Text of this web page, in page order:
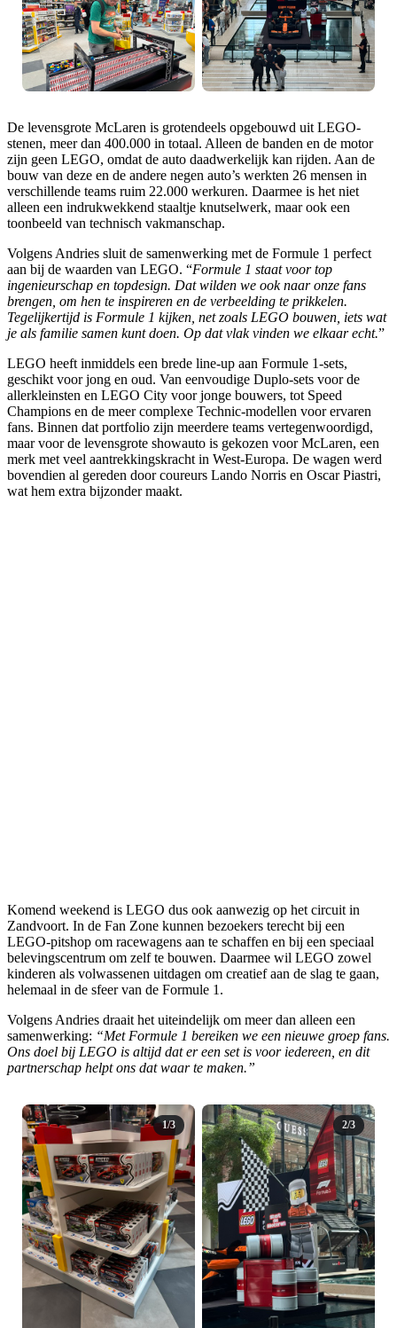
De levensgrote McLaren is grotendeels opgebouwd uit LEGO-
stenen, meer dan 400.000 in totaal. Alleen de banden en de motor
zijn geen LEGO, omdat de auto daadwerkelijk kan rijden. Aan de
bouw van deze en de andere negen auto’s werkten 26 mensen in
verschillende teams ruim 22.000 werkuren. Daarmee is het niet
alleen een indrukwekkend staaltje knutselwerk, maar ook een
toonbeeld van technisch vakmanschap.
Volgens Andries sluit de samenwerking met de Formule 1 perfect
aan bij de waarden van LEGO. “Formule 1 staat voor top
ingenieurschap en topdesign. Dat wilden we ook naar onze fans
brengen, om hen te inspireren en de verbeelding te prikkelen.
Tegelijkertijd is Formule 1 kijken, net zoals LEGO bouwen, iets wat
je als familie samen kunt doen. Op dat vlak vinden we elkaar echt.”
LEGO heeft inmiddels een brede line-up aan Formule 1-sets,
geschikt voor jong en oud. Van eenvoudige Duplo-sets voor de
allerkleinsten en LEGO City voor jonge bouwers, tot Speed
Champions en de meer complexe Technic-modellen voor ervaren
fans. Binnen dat portfolio zijn meerdere teams vertegenwoordigd,
maar voor de levensgrote showauto is gekozen voor McLaren, een
merk met veel aantrekkingskracht in West-Europa. De wagen werd
bovendien al gereden door coureurs Lando Norris en Oscar Piastri,
wat hem extra bijzonder maakt.
Komend weekend is LEGO dus ook aanwezig op het circuit in
Zandvoort. In de Fan Zone kunnen bezoekers terecht bij een
LEGO-pitshop om racewagens aan te schaffen en bij een speciaal
belevingscentrum om zelf te bouwen. Daarmee wil LEGO zowel
kinderen als volwassenen uitdagen om creatief aan de slag te gaan,
helemaal in de sfeer van de Formule 1.
Volgens Andries draait het uiteindelijk om meer dan alleen een
samenwerking: “Met Formule 1 bereiken we een nieuwe groep fans.
Ons doel bij LEGO is altijd dat er een set is voor iedereen, en dit
partnerschap helpt ons dat waar te maken.”
1/3 2/3